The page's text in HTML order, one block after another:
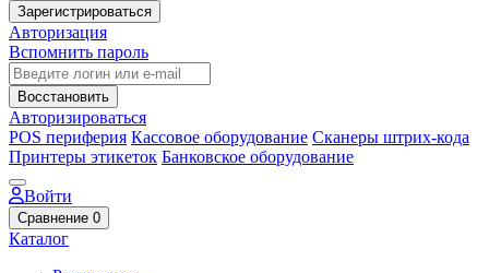
Зарегистрироваться
Авторизация
Вспомнить пароль
Восстановить
Авторизироваться
POS периферия Кассовое оборудование Сканеры штрих-кода
Принтеры этикеток Банковское оборудование
Войти
Сравнение 0
Каталог